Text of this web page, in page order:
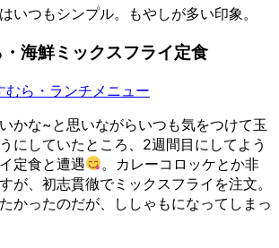
いつもシンプル。もやしが多い印象。
海鮮ミックスフライ定食
かな~と思いながらいつも気をつけて玉
にしていたところ、2週間目にしてよう
定食と遭遇
。カレーコロッケとか非
が、初志貫徹でミックスフライを注文。
かったのだが、ししゃもになってしまっ